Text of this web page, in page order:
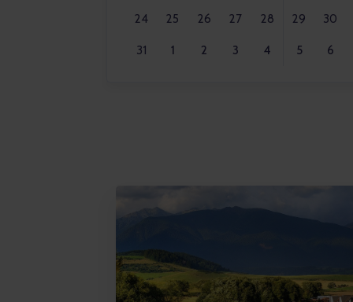
24 25 26 27 28 29 30
31 1 2 3 4 5 6